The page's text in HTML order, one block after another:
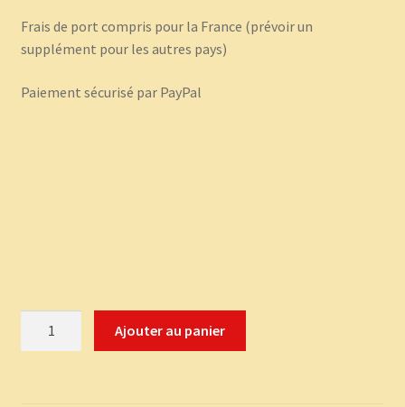
Frais de port compris pour la France (prévoir un
supplément pour les autres pays)
Paiement sécurisé par PayPal
Ajouter au panier